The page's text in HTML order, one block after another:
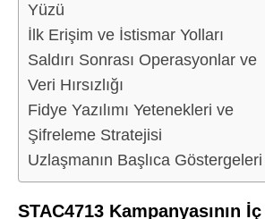
Yüzü
İlk Erişim ve İstismar Yolları
Saldırı Sonrası Operasyonlar ve
Veri Hırsızlığı
Fidye Yazılımı Yetenekleri ve
Şifreleme Stratejisi
Uzlaşmanın Başlıca Göstergeleri
STAC4713 Kampanyasının